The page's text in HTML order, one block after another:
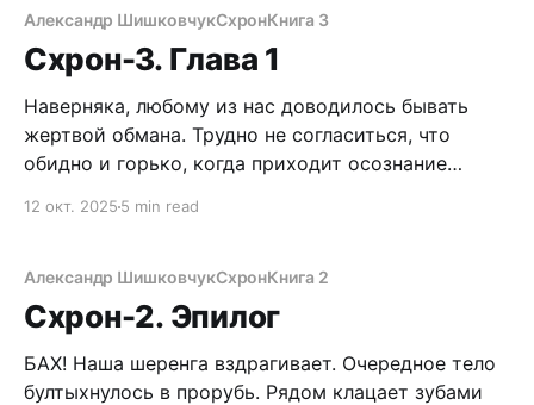
затараторила с пущей силой: – Три головки
чеснока, пачку спагетти,
Александр ШишковчукСхронКнига 3
Схрон-3. Глава 1
Наверняка, любому из нас доводилось бывать
жертвой обмана. Трудно не согласиться, что
обидно и горько, когда приходит осознание
Двухлетнего карапуза пугают «бабайками» и льют
в уши сказки про Деда Мороза. Лицемерие
12 окт. 2025 5 min read
Александр ШишковчукСхронКнига 2
Схрон-2. Эпилог
БАХ! Наша шеренга вздрагивает. Очередное тело
бултыхнулось в прорубь. Рядом клацает зубами